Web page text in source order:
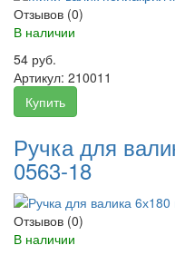
Отзывов (0)
В наличии
54 руб.
Артикул: 210011
Купить
Ручка для
0563-18
Отзывов (0)
В наличии